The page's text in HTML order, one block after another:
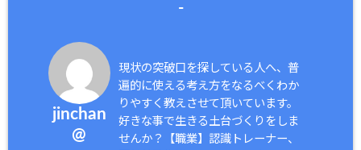
-
jinchan
@
現状の突破口を探している人へ、普
遍的に使える考え方をなるべくわか
りやすく教えさせて頂いています。
好きな事で生きる土台づくりをしま
せんか？【職業】認識トレーナー、